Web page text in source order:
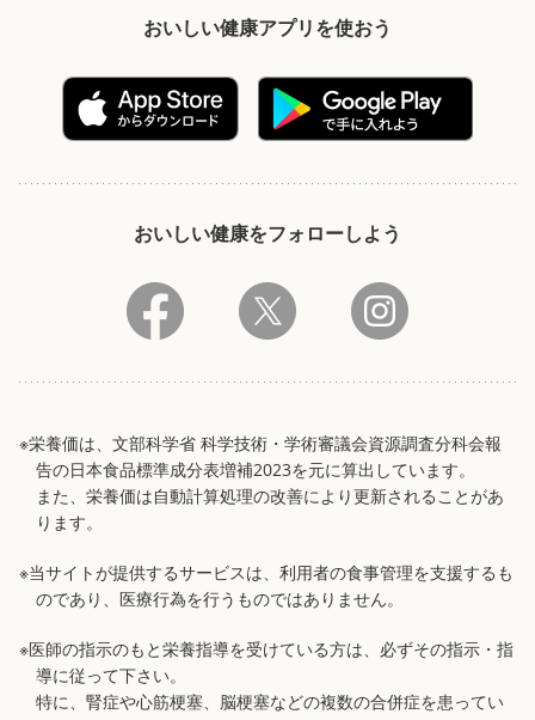
おいしい健康アプリを使おう
おいしい健康をフォローしよう
※栄養価は、文部科学省 科学技術・学術審議会資源調査分科会報
告の日本食品標準成分表増補2023を元に算出しています。
また、栄養価は自動計算処理の改善により更新されることがあ
ります。
※当サイトが提供するサービスは、利用者の食事管理を支援するも
のであり、医療行為を行うものではありません。
※医師の指示のもと栄養指導を受けている方は、必ずその指示・指
導に従って下さい。
特に、腎症や心筋梗塞、脳梗塞などの複数の合併症を患ってい